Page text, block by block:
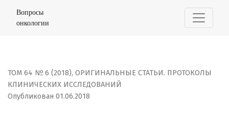
ЭКЗОСОМАЛЬНЫЕ МИКРО-РНК - ПОТЕНЦИАЛЬНЫЙ
Вопросы
онкологии
ТОМ 64 № 6 (2018), ОРИГИНАЛЬНЫЕ СТАТЬИ. ПРОТОКОЛЫ
КЛИНИЧЕСКИХ ИССЛЕДОВАНИЙ
Опубликован 01.06.2018